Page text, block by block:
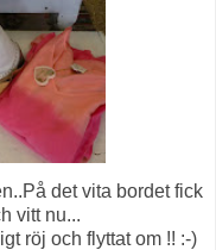
det vita bordet fick
vitt nu...
röj och flyttat om !! :-)